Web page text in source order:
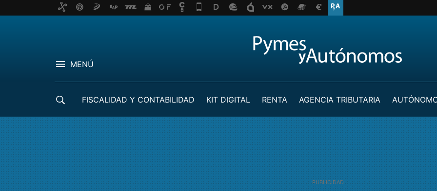
MENÚ
FISCALIDAD Y CONTABILIDAD KIT DIGITAL RENTA AGENCIA TRIBUTARIA